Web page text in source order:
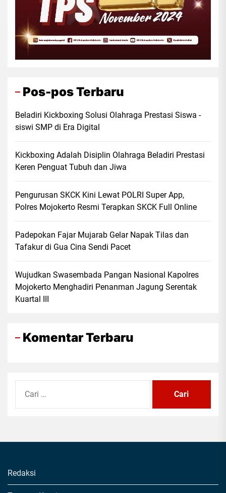
Pos-pos Terbaru
Beladiri Kickboxing Solusi Olahraga Prestasi Siswa -
siswi SMP di Era Digital
Kickboxing Adalah Disiplin Olahraga Beladiri Prestasi
Keren Penguat Tubuh dan Jiwa
Pengurusan SKCK Kini Lewat POLRI Super App,
Polres Mojokerto Resmi Terapkan SKCK Full Online
Padepokan Fajar Mujarab Gelar Napak Tilas dan
Tafakur di Gua Cina Sendi Pacet
Wujudkan Swasembada Pangan Nasional Kapolres
Mojokerto Menghadiri Penanman Jagung Serentak
Kuartal III
Komentar Terbaru
untuk:
Redaksi